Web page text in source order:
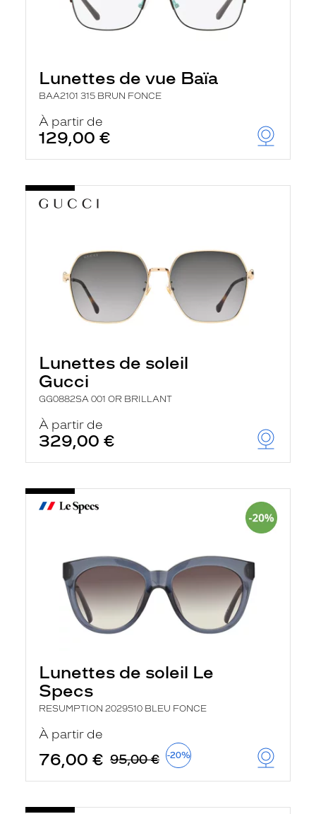
Lunettes de vue Baïa
BAA2101 315 BRUN FONCE
À partir de
129,00 €
Lunettes de soleil
Gucci
GG0882SA 001 OR BRILLANT
À partir de
329,00 €
Lunettes de soleil Le
Specs
RESUMPTION 2029510 BLEU FONCE
À partir de
76,00 € 95,00 € -20%